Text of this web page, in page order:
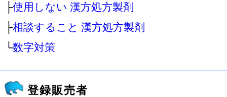
├使用しない 漢方処方製剤
├相談すること 漢方処方製剤
└数字対策
登録販売者